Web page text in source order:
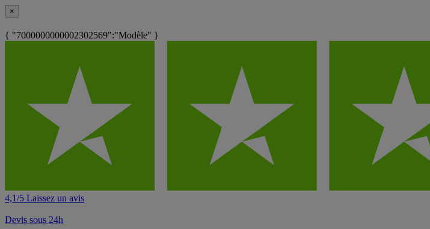
×
{ "7000000000002302569":"Modèle" }
4,1/5 Laissez un avis
Devis sous 24h